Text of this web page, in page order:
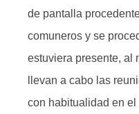
de pantalla
comuneros y se
estuviera presente, al
llevan a cabo las
con habitualidad en